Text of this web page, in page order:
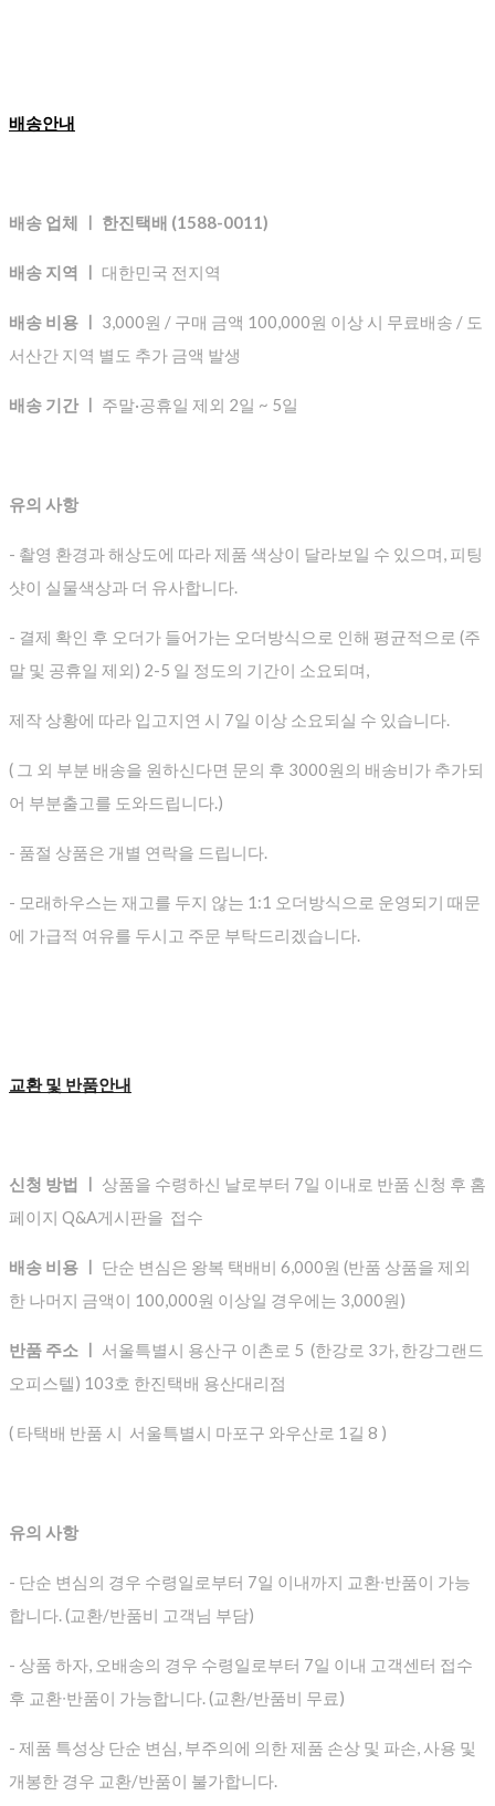
배송안내
배송 업체 ㅣ 한진택배 (1588-0011)
배송 지역 ㅣ 대한민국 전지역
배송 비용 ㅣ 3,000원 / 구매 금액 100,000원 이상 시 무료배송 / 도
서산간 지역 별도 추가 금액 발생
배송 기간 ㅣ 주말·공휴일 제외 2일 ~ 5일
유의 사항
- 촬영 환경과 해상도에 따라 제품 색상이 달라보일 수 있으며, 피팅
샷이 실물색상과 더 유사합니다.
- 결제 확인 후 오더가 들어가는 오더방식으로 인해 평균적으로 (주
말 및 공휴일 제외) 2-5 일 정도의 기간이 소요되며,
제작 상황에 따라 입고지연 시 7일 이상 소요되실 수 있습니다.
( 그 외 부분 배송을 원하신다면 문의 후 3000원의 배송비가 추가되
어 부분출고를 도와드립니다.)
- 품절 상품은 개별 연락을 드립니다.
- 모래하우스는 재고를 두지 않는 1:1 오더방식으로 운영되기 때문
에 가급적 여유를 두시고 주문 부탁드리겠습니다.
교환 및 반품안내
신청 방법 ㅣ 상품을 수령하신 날로부터 7일 이내로 반품 신청 후 홈
페이지 Q&A게시판을 접수
배송 비용 ㅣ
단순 변심은 왕복 택배비 6,000원 (반품 상품을 제외
한 나머지 금액이 100,000원 이상일 경우에는 3,000원)
반품 주소 ㅣ 서울특별시 용산구 이촌로 5 (한강로 3가, 한강그랜드
오피스텔) 103호 한진택배 용산대리점
( 타택배 반품 시 서울특별시 마포구 와우산로 1길 8 )
유의 사항
- 단순 변심의 경우 수령일로부터 7일 이내까지 교환∙반품이 가능
합니다. (교환/반품비 고객님 부담)
- 상품 하자, 오배송의 경우 수령일로부터 7일 이내 고객센터 접수
후 교환∙반품이 가능합니다. (교환/반품비 무료)
- 제품 특성상 단순 변심, 부주의에 의한 제품 손상 및 파손, 사용 및
개봉한 경우 교환/반품이 불가합니다.